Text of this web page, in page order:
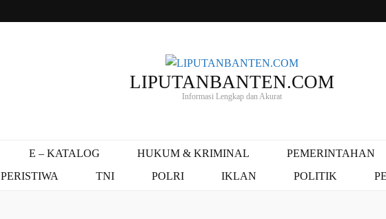
LIPUTANBANTEN.COM
Informasi Lengkap dan Akurat
E – KATALOG HUKUM & KRIMINAL
PEMERINTAHAN
PERISTIWA TNI POLRI IKLAN POLITIK